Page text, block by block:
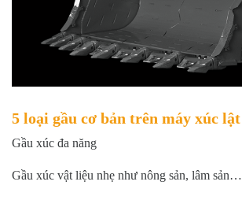
5 loại gầu cơ bản trên máy xúc lật
Gầu xúc đa năng
Gầu xúc vật liệu nhẹ như nông sản, lâm sản…